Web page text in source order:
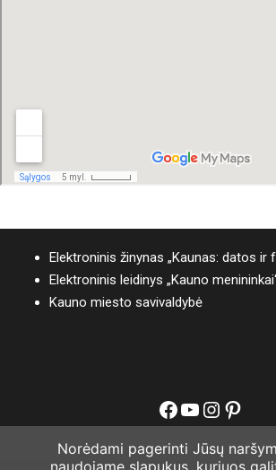
Elektroninis žinynas „Kaunas: datos ir
Elektroninis leidinys „Kauno
Kauno miesto savivaldybė
Facebook
YouTube
Norėdami pagerinti Jūsų
naudojame slapukus, kuriuos